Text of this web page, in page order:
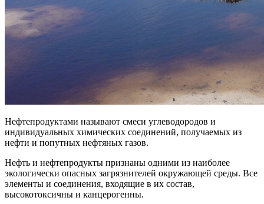
Нефтепродуктами называют смеси углеводородов и
индивидуальных химических соединений, получаемых из
нефти и попутных нефтяных газов.
Нефть и нефтепродукты признаны одними из наиболее
экологически опасных загрязнителей окружающей среды. Все
элементы и соединения, входящие в их состав,
высокотоксичны и канцерогенны.